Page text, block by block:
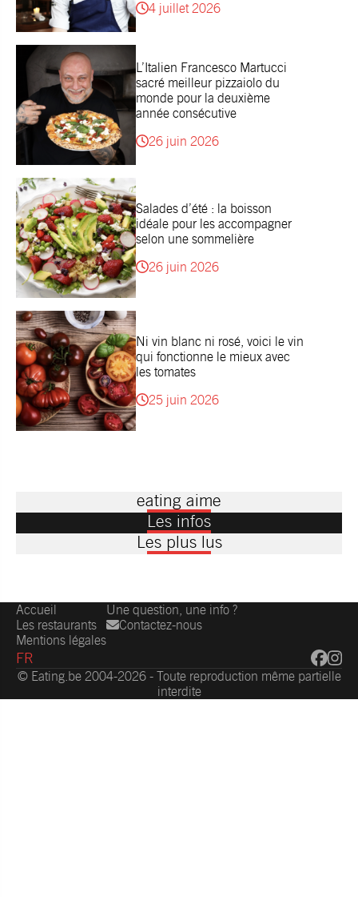
4 juillet 2026
L’Italien Francesco Martucci
sacré meilleur pizzaiolo du
monde pour la deuxième
année consécutive
26 juin 2026
Salades d’été : la boisson
idéale pour les accompagner
selon une sommelière
26 juin 2026
Ni vin blanc ni rosé, voici le vin
qui fonctionne le mieux avec
les tomates
25 juin 2026
eating aime
Les infos
Les plus lus
Accueil
Les restaurants
Mentions légales
Une question, une info ?
Contactez-nous
FR
© Eating.be 2004-2026 - Toute reproduction même partielle
interdite